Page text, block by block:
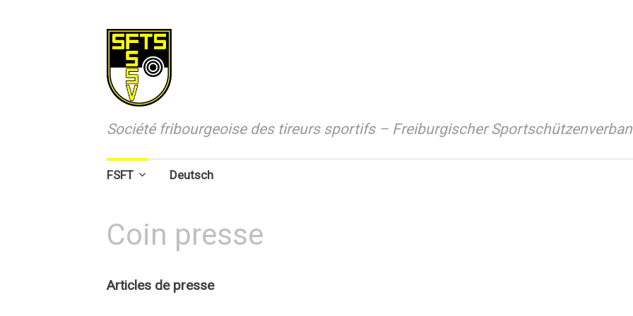
Société fribourgeoise des tireurs sportifs – Freiburgischer
Aller
principal
FSFT Deutsch
Coin presse
Articles de presse